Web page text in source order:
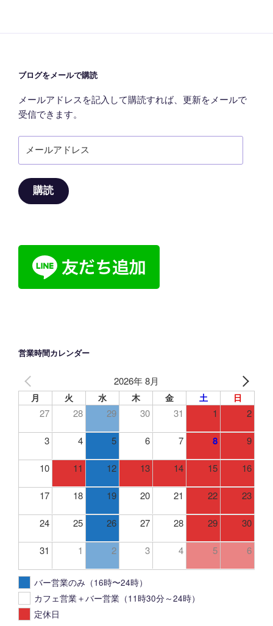
ブログをメールで購読
メールアドレスを記入して購読すれば、更新をメールで
受信できます。
ー
ア
ド
購読
営業時間カレンダー
2026年 8月
月 火 水 木 金 土 日
27 28 29 30 31 1 2
3 4 5 6 7 8 9
10 11 12 13 14 15 16
17 18 19 20 21 22 23
24 25 26 27 28 29 30
31 1 2 3 4 5 6
バー営業のみ（16時〜24時）
カフェ営業＋バー営業（11時30分～24時）
定休日